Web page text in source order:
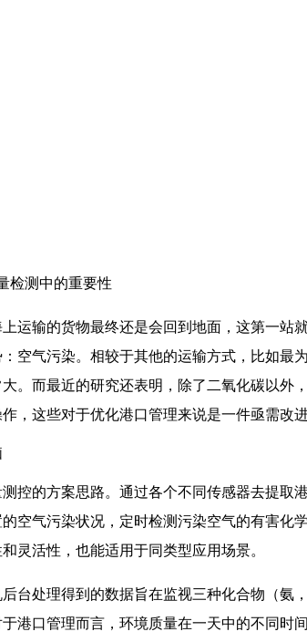
检测中的重要性
输的货物最终还是会回到地面，这第一站
空气污染。相较于其他的运输方式，比如最
。而最近的研究还表明，除了二氧化碳以外
，这些对于优化港口管理来说是一件亟需改进
的方案思路。通过各个不同传感器去提取
气污染状况，定时检测污染空气的有害化
灵活性，也能适用于同类型应用场景。
台处理得到的数据旨在监视三种化合物（氨
港口管理而言，环境质量在一天中的不同时